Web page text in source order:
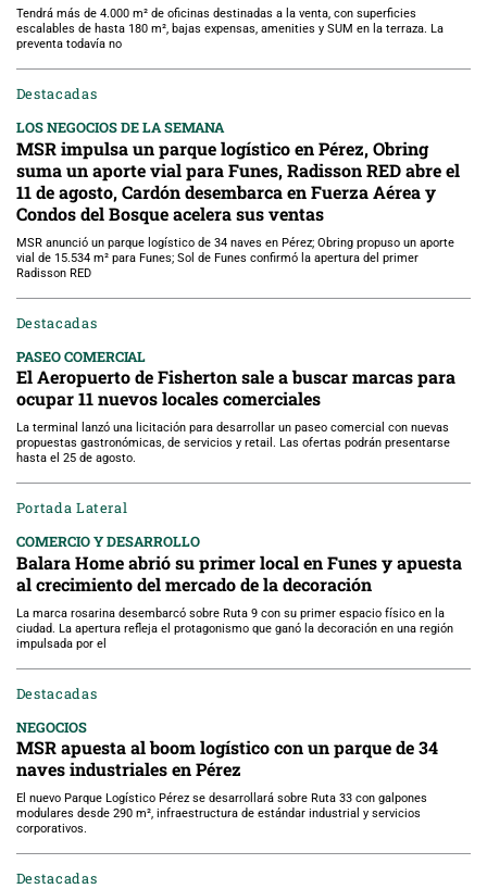
Tendrá más de 4.000 m² de oficinas destinadas a la venta, con superficies
escalables de hasta 180 m², bajas expensas, amenities y SUM en la terraza. La
preventa todavía no
Destacadas
LOS NEGOCIOS DE LA SEMANA
MSR impulsa un parque logístico en Pérez, Obring
suma un aporte vial para Funes, Radisson RED abre el
11 de agosto, Cardón desembarca en Fuerza Aérea y
Condos del Bosque acelera sus ventas
MSR anunció un parque logístico de 34 naves en Pérez; Obring propuso un aporte
vial de 15.534 m² para Funes; Sol de Funes confirmó la apertura del primer
Radisson RED
Destacadas
PASEO COMERCIAL
El Aeropuerto de Fisherton sale a buscar marcas para
ocupar 11 nuevos locales comerciales
La terminal lanzó una licitación para desarrollar un paseo comercial con nuevas
propuestas gastronómicas, de servicios y retail. Las ofertas podrán presentarse
hasta el 25 de agosto.
Portada Lateral
COMERCIO Y DESARROLLO
Balara Home abrió su primer local en Funes y apuesta
al crecimiento del mercado de la decoración
La marca rosarina desembarcó sobre Ruta 9 con su primer espacio físico en la
ciudad. La apertura refleja el protagonismo que ganó la decoración en una región
impulsada por el
Destacadas
NEGOCIOS
MSR apuesta al boom logístico con un parque de 34
naves industriales en Pérez
El nuevo Parque Logístico Pérez se desarrollará sobre Ruta 33 con galpones
modulares desde 290 m², infraestructura de estándar industrial y servicios
corporativos.
Destacadas